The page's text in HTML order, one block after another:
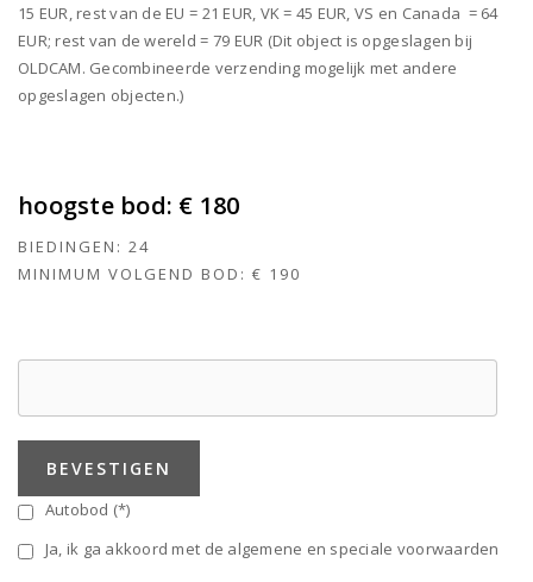
15 EUR, rest van de EU = 21 EUR, VK = 45 EUR, VS en Canada = 64
EUR; rest van de wereld = 79 EUR (Dit object is opgeslagen bij
OLDCAM. Gecombineerde verzending mogelijk met andere
opgeslagen objecten.)
hoogste bod: € 180
BIEDINGEN: 24
MINIMUM VOLGEND BOD: € 190
BEVESTIGEN
Autobod (*)
Ja, ik ga akkoord met de algemene en speciale voorwaarden